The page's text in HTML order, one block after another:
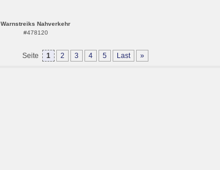
Warnstreiks Nahverkehr
#478120
Seite 1 2 3 4 5 Last »